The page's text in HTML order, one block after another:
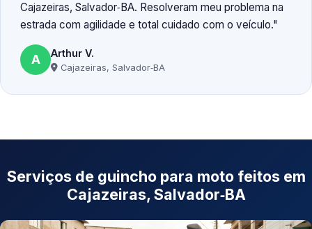
Cajazeiras, Salvador‑BA. Resolveram meu problema na
estrada com agilidade e total cuidado com o veículo.
A Arthur V.
Cajazeiras, Salvador‑BA
Serviços de guincho para moto feitos em
Cajazeiras, Salvador‑BA